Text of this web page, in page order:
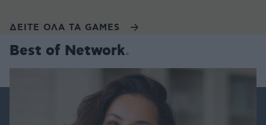
ΔΕΙΤΕ ΟΛΑ ΤΑ GAMES
Best of Network